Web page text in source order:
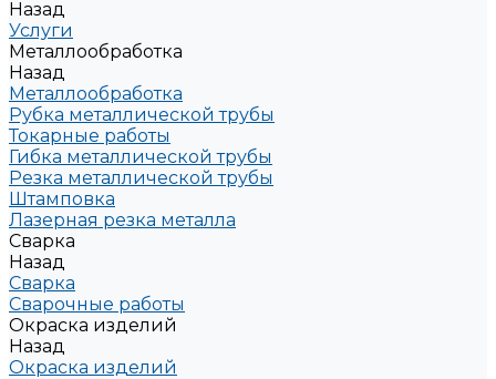
Назад
Услуги
Металлообработка
Назад
Металлообработка
Рубка металлической трубы
Токарные работы
Гибка металлической трубы
Резка металлической трубы
Штамповка
Лазерная резка металла
Сварка
Назад
Сварка
Сварочные работы
Окраска изделий
Назад
Окраска изделий